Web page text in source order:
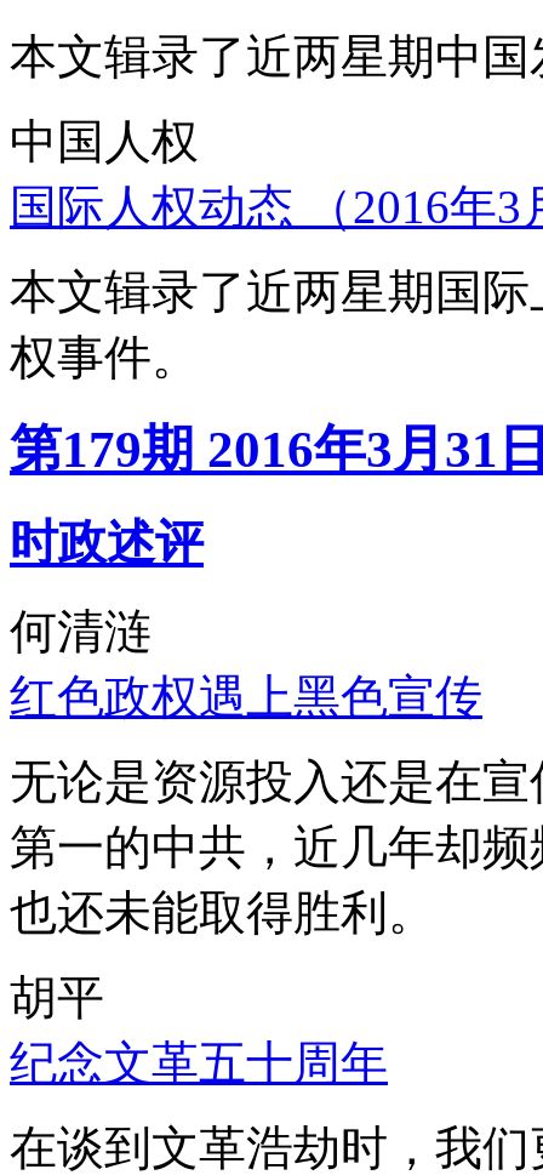
本文辑录了近两星期中
中国人权
国际人权动态 （2016年
本文辑录了近两星期国
权事件。
第179期 2016年3月31
时政述评
何清涟
红色政权遇上黑色宣传
无论是资源投入还是在
第一的中共，近几年却
也还未能取得胜利。
胡平
纪念文革五十周年
在谈到文革浩劫时，我